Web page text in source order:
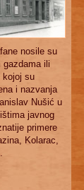
nosile su
gazdama ili
kojoj su
i nazvanja
Nušić u
javnog
primere
Kolarac,